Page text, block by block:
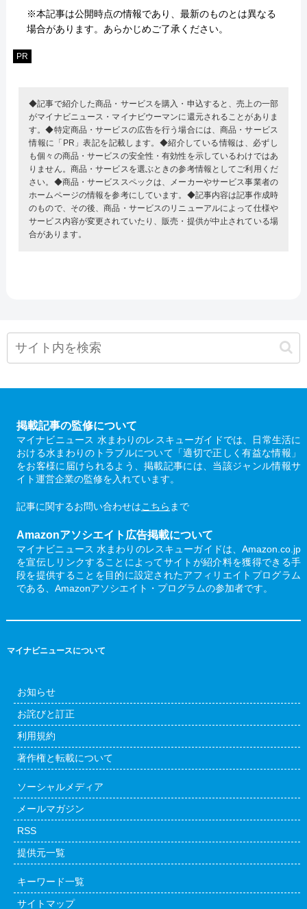
※本記事は公開時点の情報であり、最新のものとは異なる
場合があります。あらかじめご了承ください。
PR
◆記事で紹介した商品・サービスを購入・申込すると、売上の一部
がマイナビニュース・マイナビウーマンに還元されることがありま
す。◆特定商品・サービスの広告を行う場合には、商品・サービス
情報に「PR」表記を記載します。◆紹介している情報は、必ずし
も個々の商品・サービスの安全性・有効性を示しているわけではあ
りません。商品・サービスを選ぶときの参考情報としてご利用くだ
さい。◆商品・サービススペックは、メーカーやサービス事業者の
ホームページの情報を参考にしています。◆記事内容は記事作成時
のもので、その後、商品・サービスのリニューアルによって仕様や
サービス内容が変更されていたり、販売・提供が中止されている場
合があります。
掲載記事の監修について
マイナビニュース 水まわりのレスキューガイドでは、日常生活に
おける水まわりのトラブルについて「適切で正しく有益な情報」
をお客様に届けられるよう、掲載記事には、当該ジャンル情報サ
イト運営企業の監修を入れています。
記事に関するお問い合わせはこちら まで
Amazonアソシエイト広告掲載について
マイナビニュース 水まわりのレスキューガイドは、Amazon.co.jp
を宣伝しリンクすることによってサイトが紹介料を獲得できる手
段を提供することを目的に設定されたアフィリエイトプログラム
である、Amazonアソシエイト・プログラムの参加者です。
マイナビニュースについて
お知らせ
お詫びと訂正
利用規約
著作権と転載について
ソーシャルメディア
メールマガジン
RSS
提供元一覧
キーワード一覧
サイトマップ